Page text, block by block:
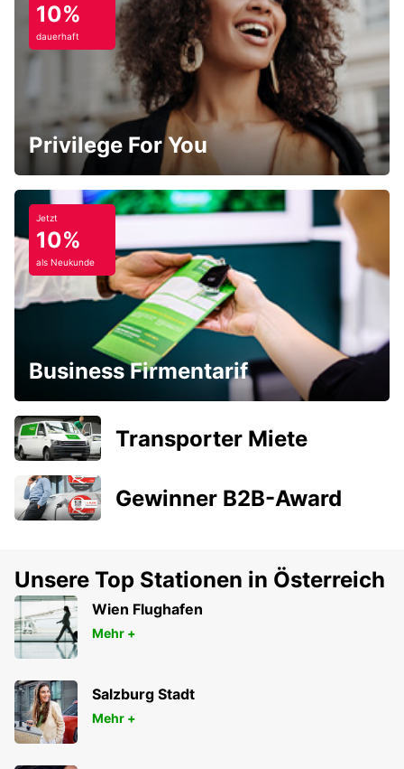
10%
dauerhaft
Privilege For You
Jetzt
10%
als Neukunde
Business Firmentarif
Transporter Miete
Gewinner B2B-Award
Unsere Top Stationen in Österreich
Wien Flughafen
Mehr +
Salzburg Stadt
Mehr +